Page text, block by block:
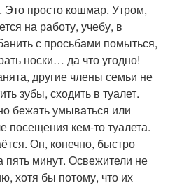
Это просто кошмар. Утром,
на работу, учебу, в
с просьбами помыться,
носки… да что угодно!
другие члены семьи не
зубы, сходить в туалет.
бежать умываться или
посещения кем-то туалета.
Он, конечно, быстро
пять минут. Освежители не
хотя бы потому, что их